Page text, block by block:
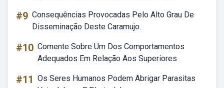
#9 Consequências Provocadas Pelo Alto Grau De
Disseminação Deste Caramujo.
#10 Comente Sobre Um Dos Comportamentos
Adequados Em Relação Aos Superiores
#11 Os Seres Humanos Podem Abrigar Parasitas